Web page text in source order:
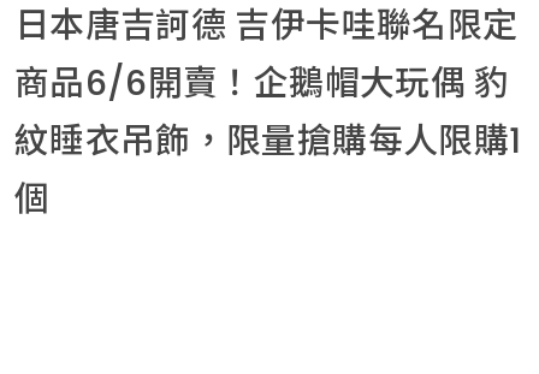
日本唐吉訶德 吉伊卡哇聯名限定
商品6/6開賣！企鵝帽大玩偶 豹
紋睡衣吊飾，限量搶購每人限購1
個